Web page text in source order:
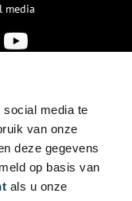
media te
van onze
deze gegevens
op basis van
als u onze
media